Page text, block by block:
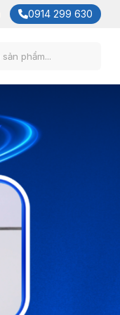
0914 299 630